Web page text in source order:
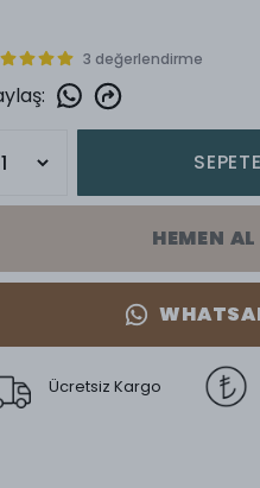
3 değerlendirme
:
HEMEN AL
Ücretsiz Kargo